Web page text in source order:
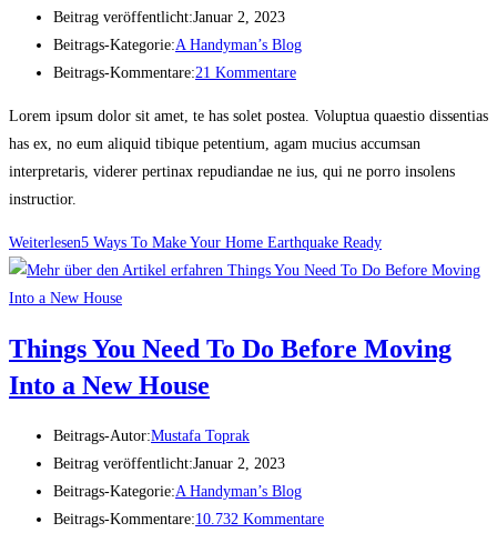
Beitrag veröffentlicht:Januar 2, 2023
Beitrags-Kategorie:A Handyman’s Blog
Beitrags-Kommentare:21 Kommentare
Lorem ipsum dolor sit amet, te has solet postea. Voluptua quaestio dissentias
has ex, no eum aliquid tibique petentium, agam mucius accumsan
interpretaris, viderer pertinax repudiandae ne ius, qui ne porro insolens
instructior.
Weiterlesen5 Ways To Make Your Home Earthquake Ready
Things You Need To Do Before Moving
Into a New House
Beitrags-Autor:Mustafa Toprak
Beitrag veröffentlicht:Januar 2, 2023
Beitrags-Kategorie:A Handyman’s Blog
Beitrags-Kommentare:10.732 Kommentare